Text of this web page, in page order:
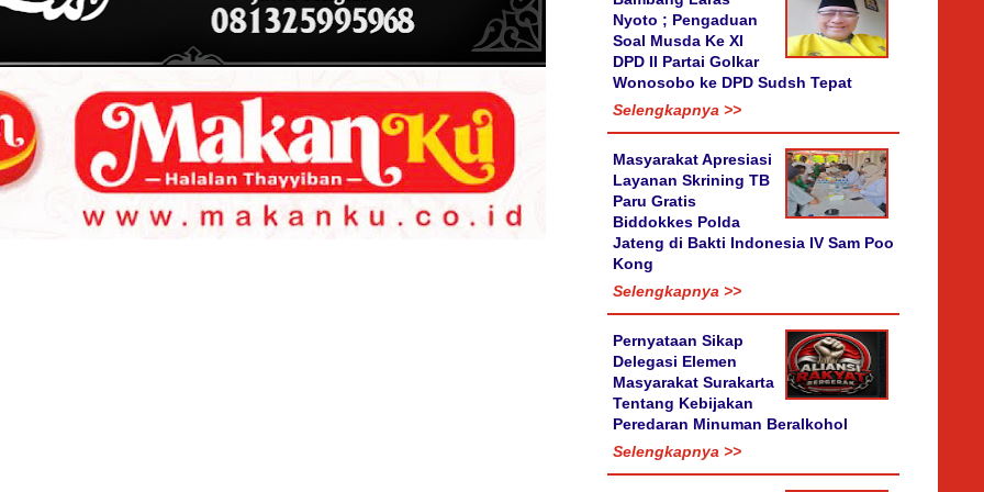
Nyoto ; Pengaduan
Soal Musda Ke XI
DPD II Partai Golkar
Wonosobo ke DPD Sudsh Tepat
Selengkapnya >>
Masyarakat Apresiasi
Layanan Skrining TB
Paru Gratis
Biddokkes Polda
Jateng di Bakti Indonesia IV Sam Poo
Kong
Selengkapnya >>
Pernyataan Sikap
Delegasi Elemen
Masyarakat Surakarta
Tentang Kebijakan
Peredaran Minuman Beralkohol
Selengkapnya >>